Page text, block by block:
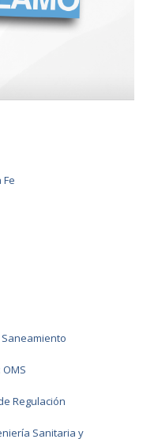
Regulación
Sanitaria y